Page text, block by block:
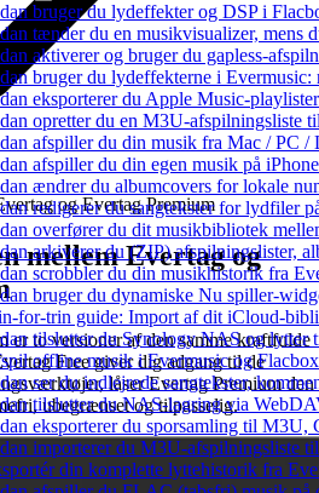
bruger du lydeffekter og DSP i
tænder du en musikvisualizer, mens
aktiverer og bruger du gapless-
bruger du lydeffekterne i
eksporterer du Apple Music-
opretter du en M3U-
afspiller du din musik fra Mac / PC
afspiller du din egen musik på
ændrer du albumcovers for lokale
redigerer du sangtekster for lydfiler
overfører du dit musikbibliotek
arkiverer du (ZIP) afspilningslister,
scrobbler du din musikhistorik fra
bruger du dynamiske Nu spiller-
for-trin guide: Import af dit iCloud-
tilslutter du Synology NAS og lytter
offline musik i Evermusic og
ser du indlejrede sangtekster,
tilslutter du NAS-lagring via
eksporterer du sporsamling til
importerer du M3U-afspilningsliste
din komplette lyttehistorik fra
og Evertag Premium
mellem Evertag og
er to versioner af den samme kraftfulde
Free giver dig adgang til de
låser Evertag Premium den
ubegrænset og tilpasselig.